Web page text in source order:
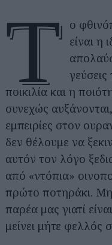
Τ
ο
είναι η
ποικιλία και η
συνεχώς
εμπειρίες στον
δεν θέλουμε να
αυτόν τον λόγο
από «ντόπια»
πρώτο ποτηράκι.
παρέα μας γιατί
μείνει μήτε φελλός